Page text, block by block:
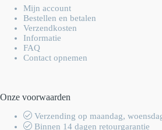
Mijn account
Bestellen en betalen
Verzendkosten
Informatie
FAQ
Contact opnemen
Onze voorwaarden
Verzending op maandag,
Binnen 14 dagen retourgarantie